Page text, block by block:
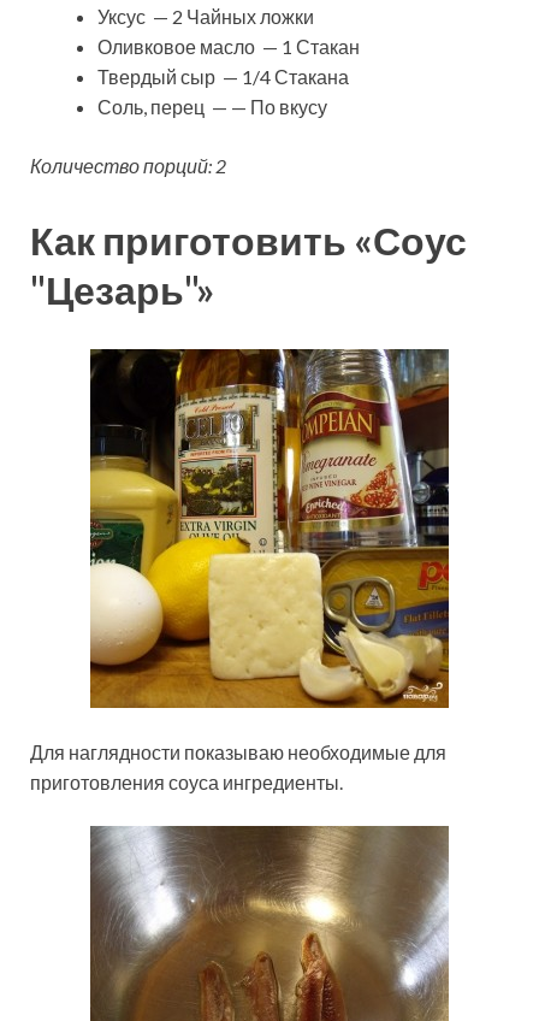
Уксус — 2 Чайных ложки
Оливковое масло — 1 Стакан
Твердый сыр — 1/4 Стакана
Соль, перец — — По вкусу
Количество порций: 2
Как приготовить «Соус
"Цезарь"»
Для наглядности показываю необходимые для
приготовления соуса ингредиенты.